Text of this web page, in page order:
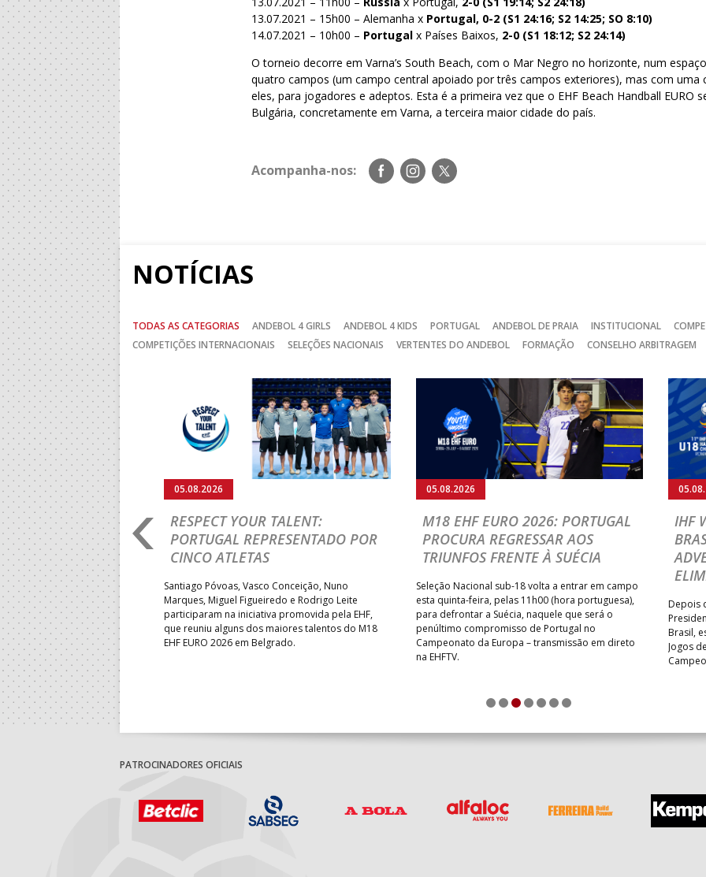
13.07.2021 – 15h00 – Alemanha x Portugal, 0-2 (S1 24:16; S2 14:25; SO 8:10)
14.07.2021 – 10h00 – Portugal x Países Baixos, 2-0 (S1 18:12; S2 24:14)
O torneio decorre em Varna’s South Beach, com o Mar Negro no horizonte, num
quatro campos (um campo central apoiado por três campos exteriores), mas com uma
eles, para jogadores e adeptos. Esta é a primeira vez que o EHF Beach Handball EURO
Bulgária, concretamente em Varna, a terceira maior cidade do país.
Acompanha-nos:
Siga-
nos
Siga-
nos
Siga-
nos
NOTÍCIAS
TODAS AS CATEGORIAS ANDEBOL 4 GIRLS ANDEBOL 4 KIDS PORTUGAL ANDEBOL DE PRAIA INSTITUCIONAL
COMPETIÇÕES INTERNACIONAIS
SELEÇÕES NACIONAIS VERTENTES DO ANDEBOL FORMAÇÃO CONSELHO ARBITRAGEM
2026: PORTUGAL
E SEGUE NA LUTA
18 regressou às vitórias no
ao superar a Suécia por 32-
uma vaga para o
do Mundo.
05.08.2026
RESPECT YOUR TALENT:
PORTUGAL REPRESENTADO POR
CINCO ATLETAS
Santiago Póvoas, Vasco Conceição, Nuno
Marques, Miguel Figueiredo e Rodrigo Leite
participaram na iniciativa promovida pela EHF,
que reuniu alguns dos maiores talentos do M18
EHF EURO 2026 em Belgrado.
05.08.2026
M18 EHF EURO 2026: PORTUGAL
PROCURA REGRESSAR AOS
TRIUNFOS FRENTE À SUÉCIA
Seleção Nacional sub-18 volta a entrar em campo
esta quinta-feira, pelas 11h00 (hora portuguesa),
para defrontar a Suécia, naquele que será o
penúltimo compromisso de Portugal no
Campeonato da Europa – transmissão em direto
na EHFTV.
IHF
Depois
Brasil,
Jogos
1 2 3 4 5 6 7
PATROCINADORES OFICIAIS